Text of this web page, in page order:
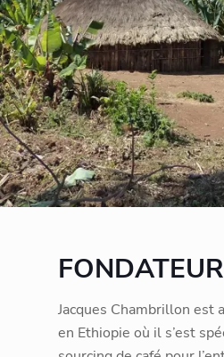
Jacques Chambrillon est
en Ethiopie où il s’est